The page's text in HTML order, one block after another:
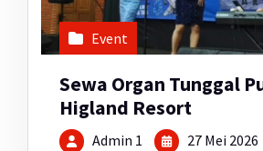
Event
Sewa Organ Tunggal
Higland Resort
Admin 1 27 Mei 2026